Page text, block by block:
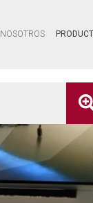
NOSOTROS